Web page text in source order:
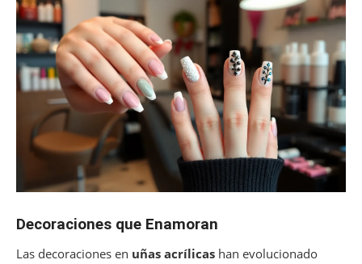
Decoraciones que Enamoran
Las decoraciones en uñas acrílicas han evolucionado